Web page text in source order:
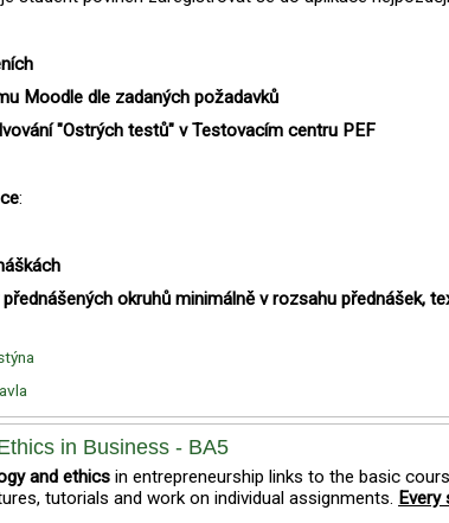
Moodle dle zadaných požadavků
"Ostrých testů" v Testovacím centru PEF
:
okruhů minimálně v rozsahu přednášek,
in Business - BA5
and ethics in entrepreneurship links to the basic
tutorials and work on individual assignments.